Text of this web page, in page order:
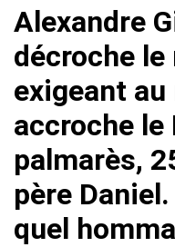
Alexandre
décroche
exigeant au
accroche le
palmarès,
père
quel